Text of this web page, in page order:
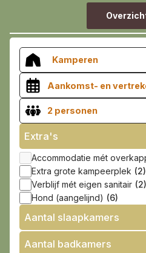
Bekijk hier de
Kamperen
2 personen
Extra's
Accommodatie mét
Extra grote kampeerplek (2)
Verblijf mét eigen sanitair (2)
Hond (aangelijnd) (6)
Aantal slaapkamers
2 Slaapkamers
Aantal badkamers